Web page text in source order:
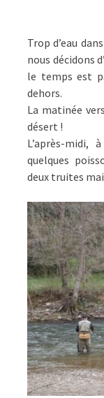
Trop d’eau
nous décidons
le temps est
dehors.
La matinée
désert !
L’après-midi,
quelques
deux truites